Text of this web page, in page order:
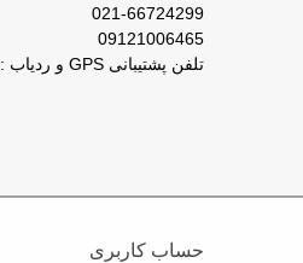
021-66724299
09121006465
تلفن پشتیبانی GPS و ردیاب : 66029031-021
حساب کاربری